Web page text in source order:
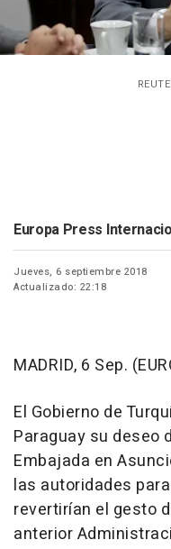
Europa Press
Jueves, 6 septiembre 2018
Actualizado: 22:18
MADRID, 6 Sep.
El Gobierno de
Paraguay su deseo
Embajada en
las autoridades
revertirían el gesto
anterior